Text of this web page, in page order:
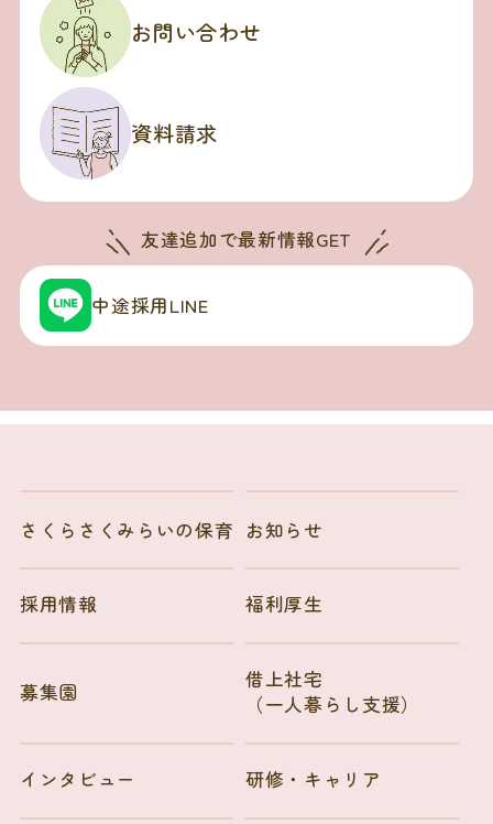
お問い合わせ
資料請求
友達追加で最新情報GET
中途採用LINE
さくらさくみらいの保育 お知らせ
採用情報 福利厚生
募集園
借上社宅
（一人暮らし支援）
インタビュー 研修・キャリア